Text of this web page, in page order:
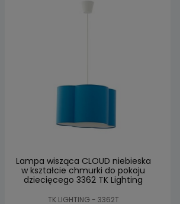
Lampa wisząca CLOUD niebieska
w kształcie chmurki do pokoju
dziecięcego 3362 TK Lighting
TK LIGHTING - 3362T